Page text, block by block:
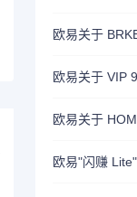
欧易关于 VIP